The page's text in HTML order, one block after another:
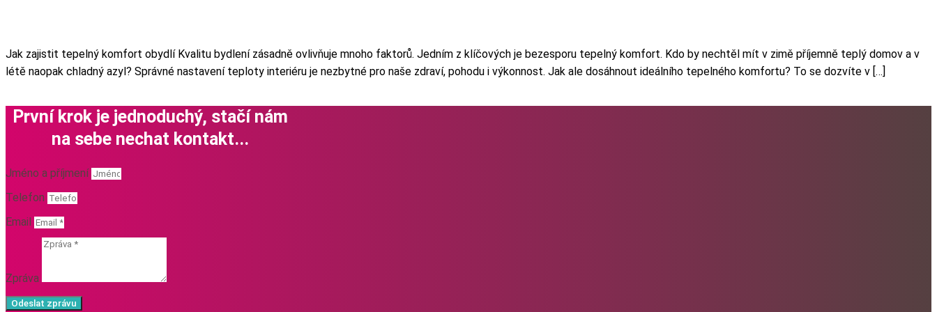
Jak zajistit tepelný komfort obydlí Kvalitu bydlení zásadně ovlivňuje mnoho faktorů. Jedním z klíčových je bezesporu tepelný komfort. Kdo by nechtěl mít v zimě příjemně teplý domov a v
létě naopak chladný azyl? Správné nastavení teploty interiéru je nezbytné pro naše zdraví, pohodu i výkonnost. Jak ale dosáhnout ideálního tepelného komfortu? To se dozvíte v […]
První krok je jednoduchý, stačí nám
na sebe nechat kontakt...
Jméno a příjmení
Telefon
Email
Zpráva
Odeslat zprávu